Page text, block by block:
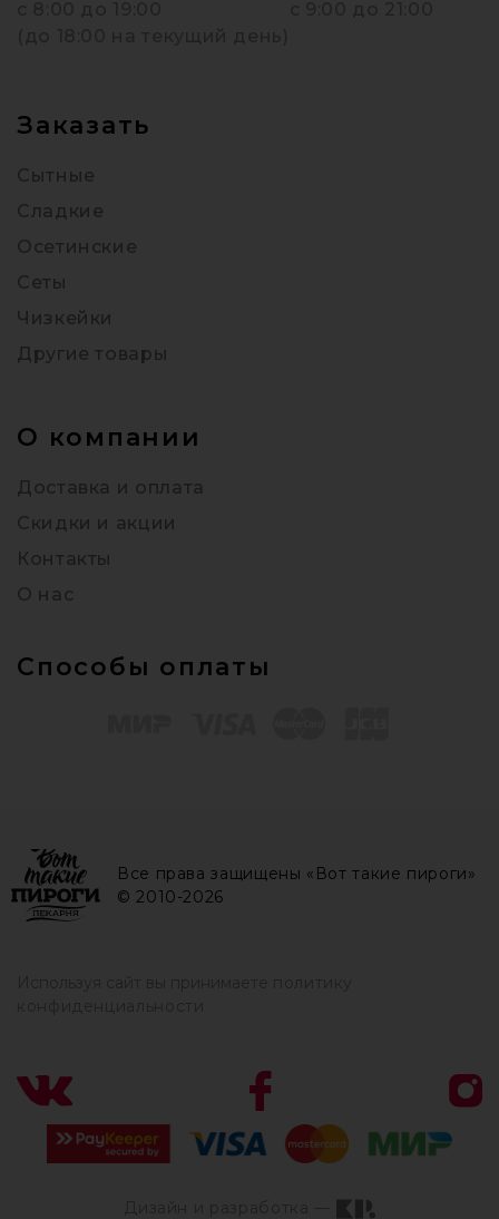
Заказать
Сытные
Сладкие
Осетинские
Сеты
Чизкейки
Другие товары
О компании
Доставка и оплата
Скидки и акции
Контакты
О нас
Способы оплаты
Все права защищены «Вот такие пироги»
© 2010-2026